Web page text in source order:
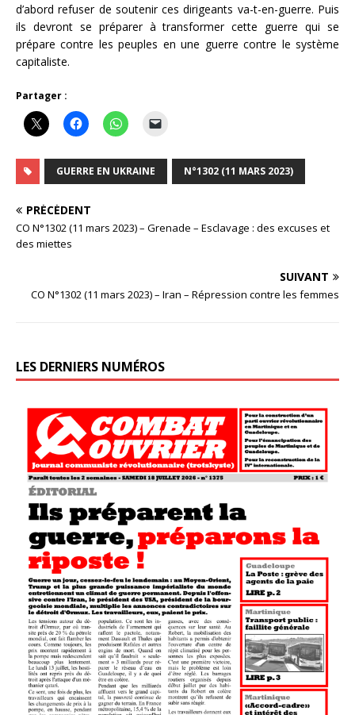
d’abord refuser de soutenir ces dirigeants va-t-en-guerre. Puis
ils devront se préparer à transformer cette guerre qui se
prépare contre les peuples en une guerre contre le système
capitaliste.
Partager :
GUERRE EN UKRAINE N°1302 (11 MARS 2023)
PRÉCÉDENT
CO N°1302 (11 mars 2023) – Grenade – Esclavage : des excuses et
des miettes
SUIVANT
CO N°1302 (11 mars 2023) – Iran – Répression contre les femmes
LES DERNIERS NUMÉROS